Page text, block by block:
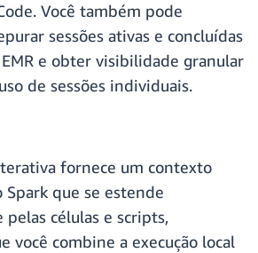
Você também pode
sessões ativas e concluídas
e obter visibilidade granular
de sessões individuais.
fornece um contexto
que se estende
células e scripts,
você combine a execução local